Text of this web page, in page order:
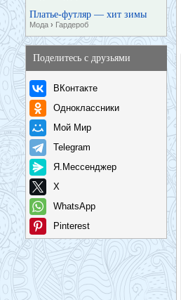
Платье-футляр — хит зимы
Мода › Гардероб
Поделитесь с друзьями
ВКонтакте
Одноклассники
Мой Мир
Telegram
Я.Мессенджер
X
WhatsApp
Pinterest